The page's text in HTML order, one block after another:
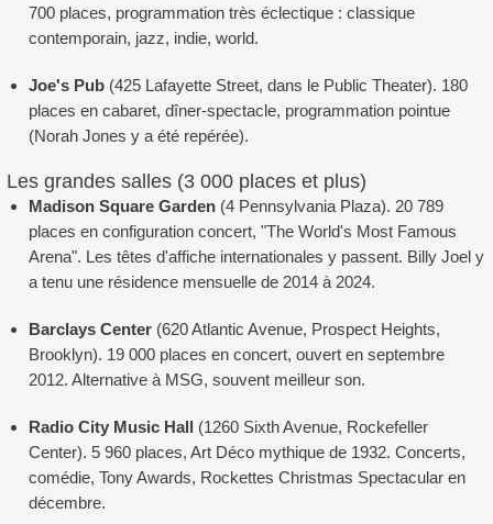
700 places, programmation très éclectique : classique
contemporain, jazz, indie, world.
Joe's Pub (425 Lafayette Street, dans le Public Theater). 180
places en cabaret, dîner-spectacle, programmation pointue
(Norah Jones y a été repérée).
Les grandes salles (3 000 places et plus)
Madison Square Garden (4 Pennsylvania Plaza). 20 789
places en configuration concert, "The World's Most Famous
Arena". Les têtes d'affiche internationales y passent. Billy Joel y
a tenu une résidence mensuelle de 2014 à 2024.
Barclays Center (620 Atlantic Avenue, Prospect Heights,
Brooklyn). 19 000 places en concert, ouvert en septembre
2012. Alternative à MSG, souvent meilleur son.
Radio City Music Hall (1260 Sixth Avenue, Rockefeller
Center). 5 960 places, Art Déco mythique de 1932. Concerts,
comédie, Tony Awards, Rockettes Christmas Spectacular en
décembre.